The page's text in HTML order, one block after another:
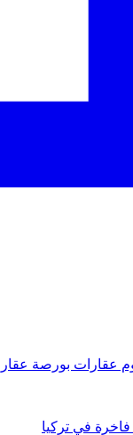
عقارات بورصة
في تركيا